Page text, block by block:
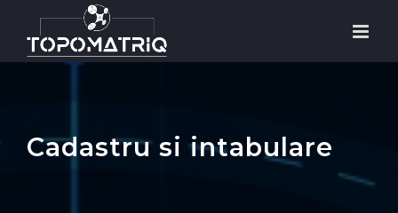
content
Cadastru si intabulare